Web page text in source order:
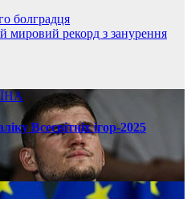
болградця
мировий рекорд з занурення
Всесвітніх ігор-2025